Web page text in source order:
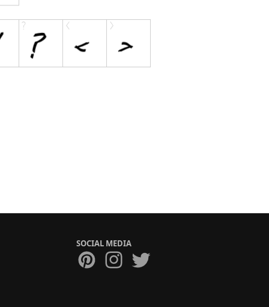
SOCIAL MEDIA